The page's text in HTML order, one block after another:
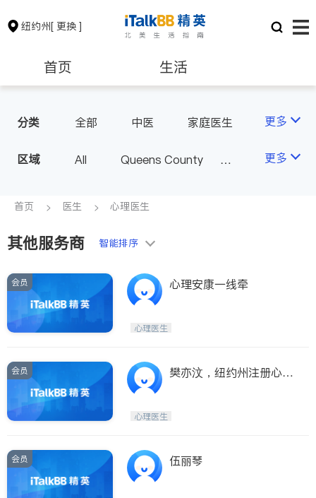
纽约州[ 更换 ]
首页 生活
保险理财 房地产租售
银行贷款
建筑装修
非盈利组织
分类 全部 中医
家庭医生
眼科
妇科
儿科
心脏科
足科
肠胃肝脏科
泌尿科
风湿病
不孕不育
呼吸科
医生-其它
内分泌科
更多
区域 All
Queens County
Long Island
Buffalo & Syracuse
Westchester County & Orange
County
更多
首页 医生 心理医生
其他服务商 智能排序
会员 心理安康一线牵
心理医生
会员
樊亦汶，纽约州注册心理
心理医生
会员 伍丽琴